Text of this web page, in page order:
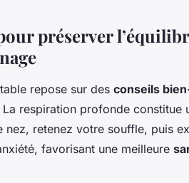
préserver
repose sur des conseils
respiration profonde constitue
retenez votre souffle, puis
favorisant une meilleure